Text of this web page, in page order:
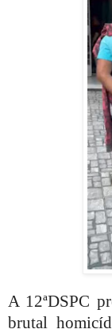
A 12ªDSPC
brutal